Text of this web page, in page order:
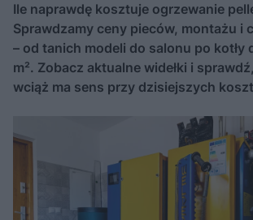
Ile naprawdę kosztuje ogrzewanie
Sprawdzamy ceny pieców, montażu i
– od tanich modeli do salonu po kotły
m². Zobacz aktualne widełki i
wciąż ma sens przy dzisiejszych